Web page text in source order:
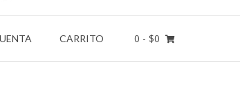
CARRITO 0 - $0